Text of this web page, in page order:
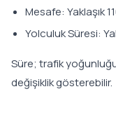
Mesafe: Yaklaşık
Yolculuk Süresi:
Süre; trafik
değişiklik gösterebilir.